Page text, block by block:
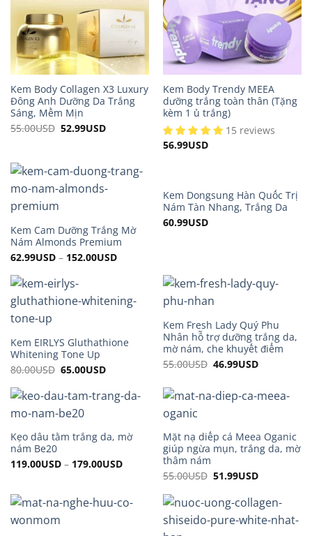
Kem Body Collagen X3 Luxury
Đông Anh Dưỡng Da Trắng
Sáng, Mềm Mịn
55.00USD Original
52.99USDCurrent
Kem Body Trendy MEEA
dưỡng trắng toàn thân (Tặng
kèm 1 ủ trắng)
15 reviews
56.99USD
Kem Cam Dưỡng Trắng Mờ
Nám Almonds Premium
62.99USD– 152.00USD
Kem Dongsung Hàn Quốc Trị
Nám Tàn Nhang, Trắng Da
60.99USD
Kem EIRLYS Gluthathione
Whitening Tone Up
80.00USD Original
80.00USD.
65.00USDCurrent
65.00USD.
Kem Fresh Lady Quý Phu
Nhân hỗ trợ dưỡng trắng da,
mờ nám, che khuyết điểm
55.00USD Original
55.00USD.
46.99USDCurrent
46.99USD.
Kẹo dâu tằm trắng da, mờ
nám Be20
119.00USD– 179.00USD
Mặt nạ diếp cá Meea Oganic
giúp ngừa mụn, trắng da, mờ
thâm nám
55.00USD Original
55.00USD.
51.99USDCurrent
51.99USD.